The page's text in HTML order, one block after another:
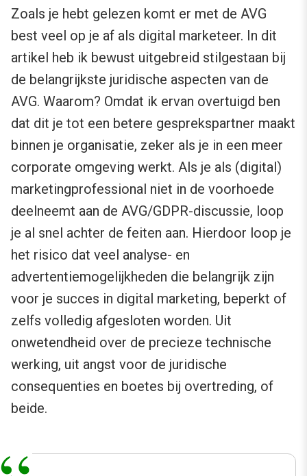
Zoals je hebt gelezen komt er met de AVG
best veel op je af als digital marketeer. In dit
artikel heb ik bewust uitgebreid stilgestaan bij
de belangrijkste juridische aspecten van de
AVG. Waarom? Omdat ik ervan overtuigd ben
dat dit je tot een betere gesprekspartner maakt
binnen je organisatie, zeker als je in een meer
corporate omgeving werkt. Als je als (digital)
marketingprofessional niet in de voorhoede
deelneemt aan de AVG/GDPR-discussie, loop
je al snel achter de feiten aan. Hierdoor loop je
het risico dat veel analyse- en
advertentiemogelijkheden die belangrijk zijn
voor je succes in digital marketing, beperkt of
zelfs volledig afgesloten worden. Uit
onwetendheid over de precieze technische
werking, uit angst voor de juridische
consequenties en boetes bij overtreding, of
beide.